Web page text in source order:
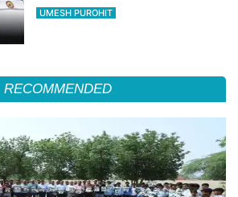
का सफर होगा आसान, देखें पूरा रूटमैप
UMESH PUROHIT
RECOMMENDED